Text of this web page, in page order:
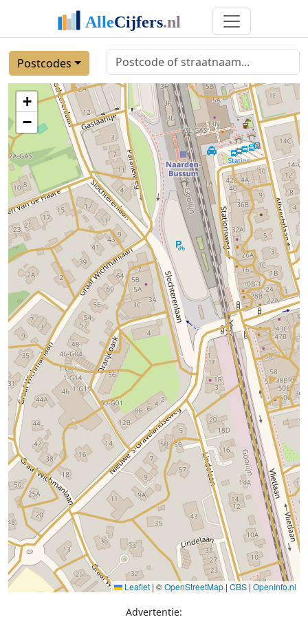
Postcodes
+
−
Leaflet | ©OpenStreetMap | CBS| OpenInfo.nl
Advertentie: